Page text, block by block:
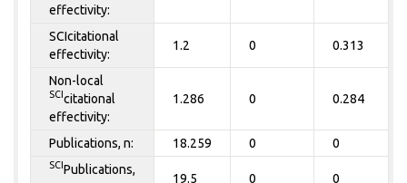
effectivity:
SCIcitational
effectivity:
1.2 0 0.313
Non-local
SCI citational
effectivity:
1.286 0 0.284
Publications, n: 18.259 0 0
SCI Publications,
19.5 0 0